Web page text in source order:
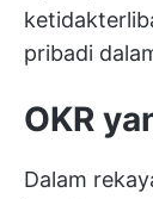
pribadi
OKR
Dalam